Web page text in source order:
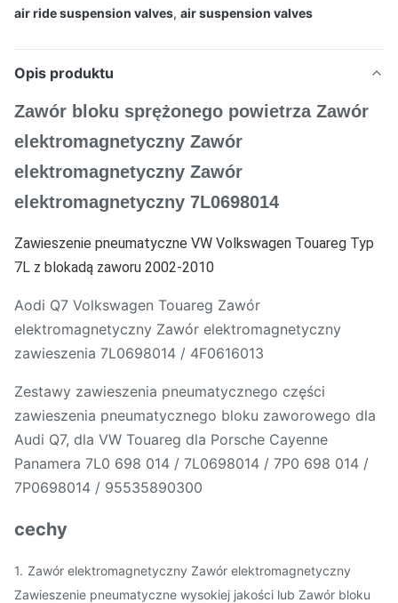
air ride suspension valves, air suspension valves
Opis produktu
Zawór bloku sprężonego powietrza Zawór
elektromagnetyczny Zawór
elektromagnetyczny Zawór
elektromagnetyczny 7L0698014
Zawieszenie pneumatyczne VW Volkswagen Touareg Typ
7L z blokadą zaworu 2002-2010
Aodi Q7 Volkswagen Touareg Zawór
elektromagnetyczny Zawór elektromagnetyczny
zawieszenia 7L0698014 / 4F0616013
Zestawy zawieszenia pneumatycznego części
zawieszenia pneumatycznego bloku zaworowego dla
Audi Q7, dla VW Touareg dla Porsche Cayenne
Panamera 7L0 698 014 / 7L0698014 / 7P0 698 014 /
7P0698014 / 95535890300
cechy
1. Zawór elektromagnetyczny Zawór elektromagnetyczny
Zawieszenie pneumatyczne wysokiej jakości lub Zawór bloku